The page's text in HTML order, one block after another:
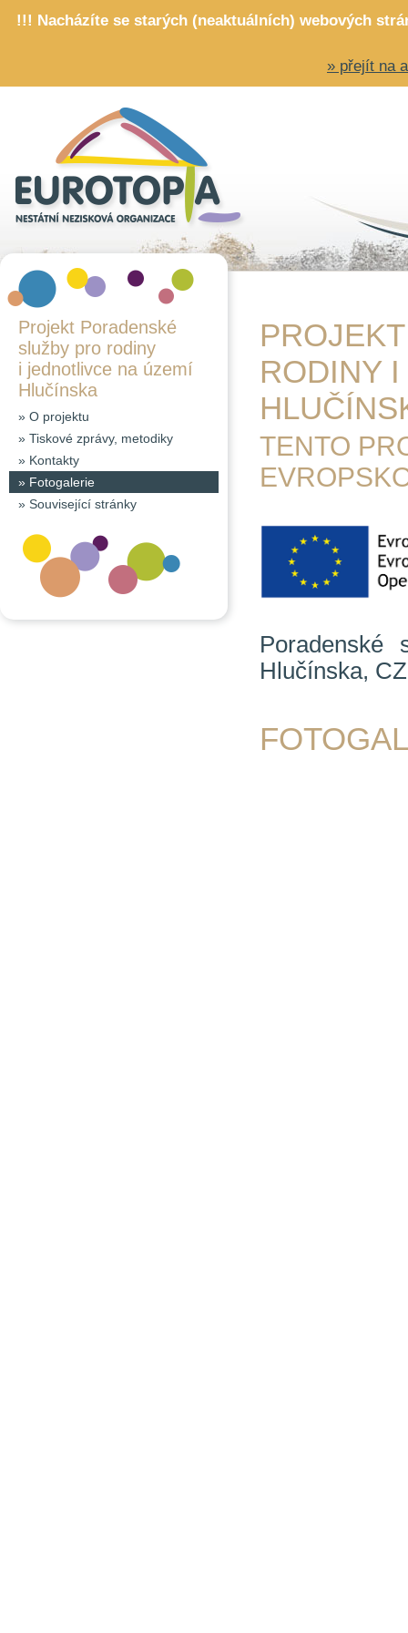
!!! Nacházíte se starých (neaktuálních) webových
» přejít na
Projekt Poradenské
služby pro rodiny
i jednotlivce na území
Hlučínska
» O projektu
» Tiskové zprávy, metodiky
» Kontakty
» Fotogalerie
» Související stránky
RODINY
TENTO
Hlučínska,